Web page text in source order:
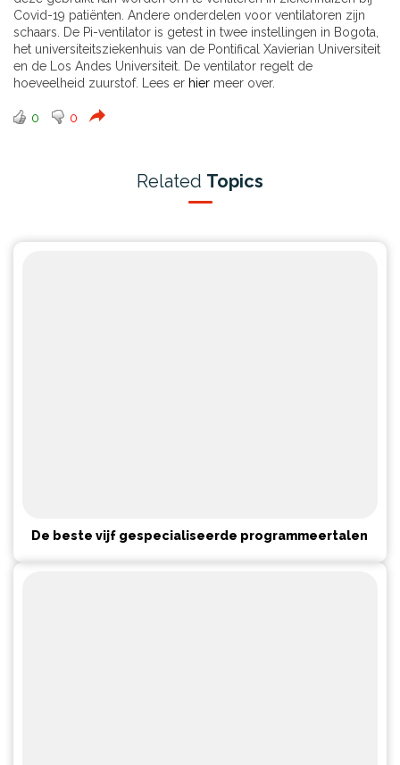
Covid-19 patiënten. Andere onderdelen voor ventilatoren zijn
schaars. De Pi-ventilator is getest in twee instellingen in Bogota,
het universiteitsziekenhuis van de Pontifical Xavierian Universiteit
en de Los Andes Universiteit. De ventilator regelt de
hoeveelheid zuurstof. Lees er hier meer over.
0 0
Related Topics
De beste vijf gespecialiseerde programmeertalen